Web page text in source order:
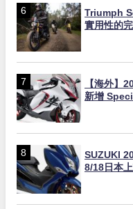
Triumph
實用性的
【海外】
新增
SUZUKI
8/18日本